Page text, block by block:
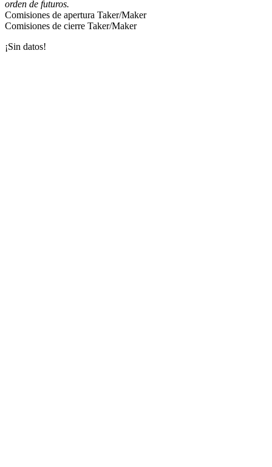
orden de futuros.
Comisiones de apertura Taker/Maker
Comisiones de cierre Taker/Maker
¡Sin datos!